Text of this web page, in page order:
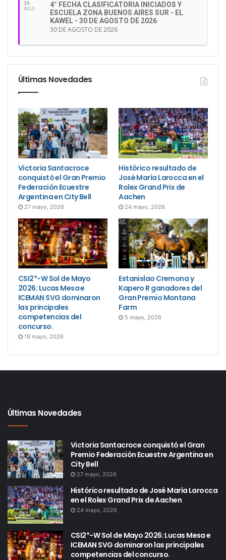
30
AGO
4° FECHA CLASIFICATORIA INICIADOS Y
ESCUELA ZONA BUENOS AIRES SUR - EL
KAWEL - 30 DE AGOSTO DE 2026
30 DE AGOSTO DE 2026
Últimas Novedades
Victoria Santacroce
conquistó el Gran Premio
Federación Ecuestre
Argentina en City Bell
27 mayo, 2026
Histórico resultado de
José María Larocca en el
Rolex Grand Prix de
Aachen
24 mayo, 2026
CSI2*-W Sol de Mayo
2026: Lucas Mesa e
ICEMAN SVG dominaron
las principales
competencias del
concurso.
19 mayo, 2026
Estanislao Cremona y
Kapero R ganadores del
Gran Premio Montana
Farm
5 mayo, 2026
Últimas Novedades
Victoria Santacroce conquistó el Gran
Premio Federación Ecuestre Argentina en
City Bell
27 mayo, 2026
Histórico resultado de José María Larocca
en el Rolex Grand Prix de Aachen
24 mayo, 2026
CSI2*-W Sol de Mayo 2026: Lucas Mesa e
ICEMAN SVG dominaron las principales
competencias del concurso.